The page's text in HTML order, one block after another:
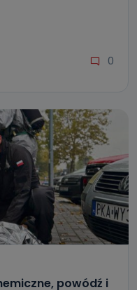
0
powódź i